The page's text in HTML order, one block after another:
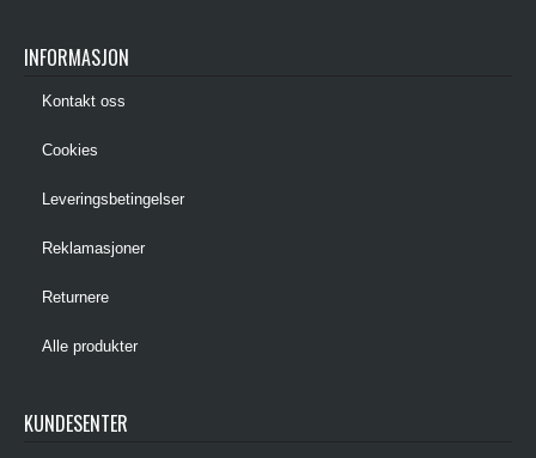
INFORMASJON
Kontakt oss
Cookies
Leveringsbetingelser
Reklamasjoner
Returnere
Alle produkter
KUNDESENTER